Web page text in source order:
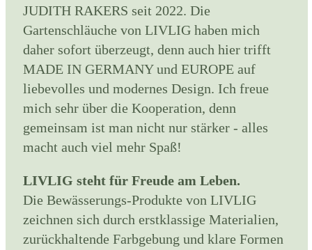
JUDITH RAKERS seit 2022. Die
Gartenschläuche von LIVLIG haben mich
daher sofort überzeugt, denn auch hier trifft
MADE IN GERMANY und EUROPE auf
liebevolles und modernes Design. Ich freue
mich sehr über die Kooperation, denn
gemeinsam ist man nicht nur stärker - alles
macht auch viel mehr Spaß!
LIVLIG steht für Freude am Leben.
Die Bewässerungs-Produkte von LIVLIG
zeichnen sich durch erstklassige Materialien,
zurückhaltende Farbgebung und klare Formen